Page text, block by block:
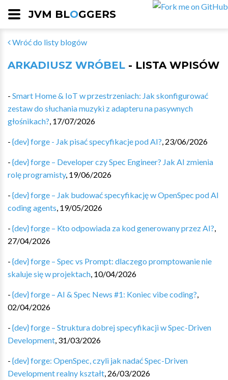
JVM BLOGGERS
Wróć do listy blogów
ARKADIUSZ WRÓBEL - LISTA WPISÓW
- Smart Home & IoT w przestrzeniach: Jak skonfigurować
zestaw do słuchania muzyki z adapteru na pasywnych
głośnikach?, 17/07/2026
- {dev} forge - Jak pisać specyfikacje pod AI?, 23/06/2026
- {dev} forge – Developer czy Spec Engineer? Jak AI zmienia
rolę programisty, 19/06/2026
- {dev} forge – Jak budować specyfikację w OpenSpec pod AI
coding agents, 19/05/2026
- {dev} forge – Kto odpowiada za kod generowany przez AI?,
27/04/2026
- {dev} forge – Spec vs Prompt: dlaczego promptowanie nie
skaluje się w projektach, 10/04/2026
- {dev} forge – AI & Spec News #1: Koniec vibe coding?,
02/04/2026
- {dev} forge – Struktura dobrej specyfikacji w Spec-Driven
Development, 31/03/2026
- {dev} forge: OpenSpec, czyli jak nadać Spec-Driven
Development realny kształt, 26/03/2026